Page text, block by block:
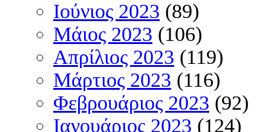
Ιούνιος 2023 (89)
Μάιος 2023 (106)
Απρίλιος 2023 (119)
Μάρτιος 2023 (116)
Φεβρουάριος 2023 (92)
Ιανουάριος 2023 (124)